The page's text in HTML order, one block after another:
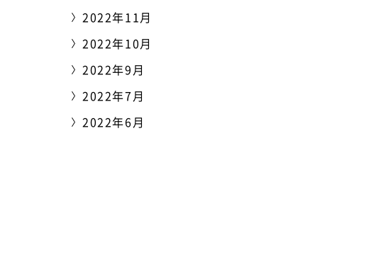
2022年11月
2022年10月
2022年9月
2022年7月
2022年6月